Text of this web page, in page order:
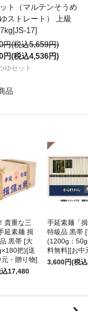
ト（マルテンそうめ
ストレート） 上級
17]
円(税込5,659円)
円(税込4,536円)
ゆセット
品
貴重な三
延素麺 揖
黒帯 [大
把)[送
・贈り物]
17,480
手延素麺「
特級品 黒帯
(1200g：
料無料][お中
3,600円(税